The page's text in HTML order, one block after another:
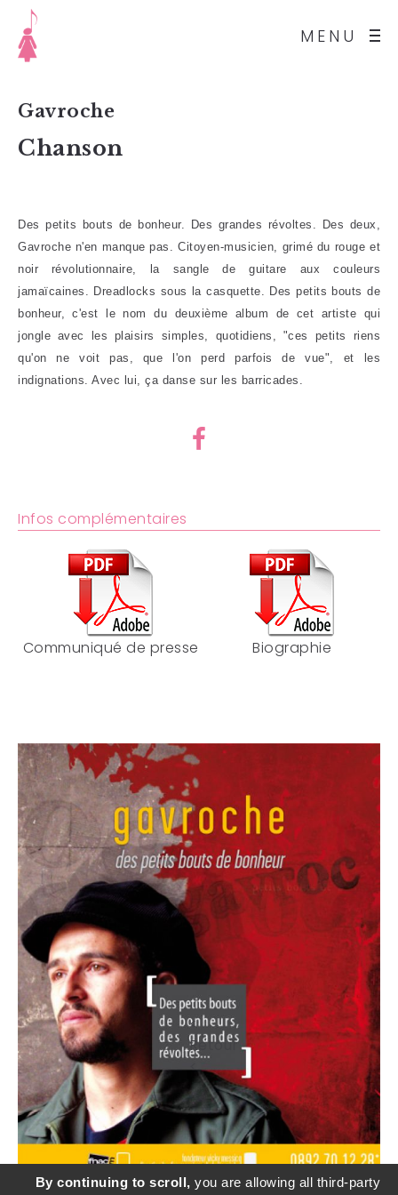
MENU
Gavroche
Chanson
Des petits bouts de bonheur. Des grandes révoltes. Des deux,
Gavroche n'en manque pas. Citoyen-musicien, grimé du rouge et
noir révolutionnaire, la sangle de guitare aux couleurs
jamaïcaines. Dreadlocks sous la casquette. Des petits bouts de
bonheur, c'est le nom du deuxième album de cet artiste qui
jongle avec les plaisirs simples, quotidiens, "ces petits riens
qu'on ne voit pas, que l'on perd parfois de vue", et les
indignations. Avec lui, ça danse sur les barricades.
Infos complémentaires
Communiqué de presse Biographie
<
Retour
<
SD COMMUNICATION - Sylvie Durand -
sylviedurandcourrier@gmail.com- adapté par
By continuing to scroll, you are allowing all third-party